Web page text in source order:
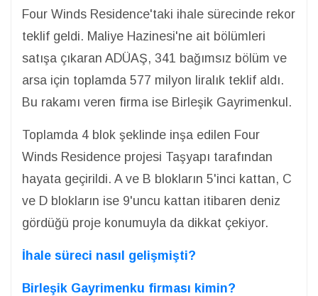
Four Winds Residence'taki ihale sürecinde rekor
teklif geldi. Maliye Hazinesi'ne ait bölümleri
satışa çıkaran ADÜAŞ, 341 bağımsız bölüm ve
arsa için toplamda 577 milyon liralık teklif aldı.
Bu rakamı veren firma ise Birleşik Gayrimenkul.
Toplamda 4 blok şeklinde inşa edilen Four
Winds Residence projesi Taşyapı tarafından
hayata geçirildi. A ve B blokların 5'inci kattan, C
ve D blokların ise 9'uncu kattan itibaren deniz
gördüğü proje konumuyla da dikkat çekiyor.
İhale süreci nasıl gelişmişti?
Birleşik Gayrimenku firması kimin?